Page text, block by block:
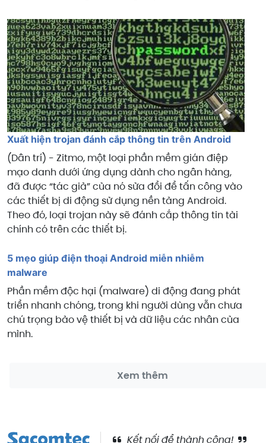
Xuất hiện trojan đánh cắp thông tin trên Android
(Dân trí) - Zitmo, một loại phần mềm gián điệp
mạo danh dưới ứng dụng dành cho ngân hàng,
đã được “tác giả” của nó sửa đổi để tấn công vào
các thiết bị di động sử dụng nền tảng Android.
Theo đó, loại trojan này sẽ đánh cắp thông tin tài
chính có trên các thiết bị.
5 mẹo giúp điện thoại Android miễn nhiễm
malware
Phần mềm độc hại (malware) di động đang phát
triển nhanh chóng, trong khi người dùng vẫn chưa
chú trọng bảo vệ thiết bị và dữ liệu các nhân của
mình.
Xem thêm
Kết nối để thành công!